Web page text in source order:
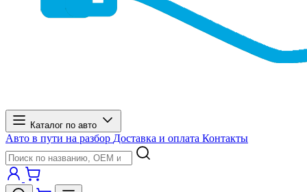
Каталог по авто
Авто в пути на разбор Доставка и оплата Контакты